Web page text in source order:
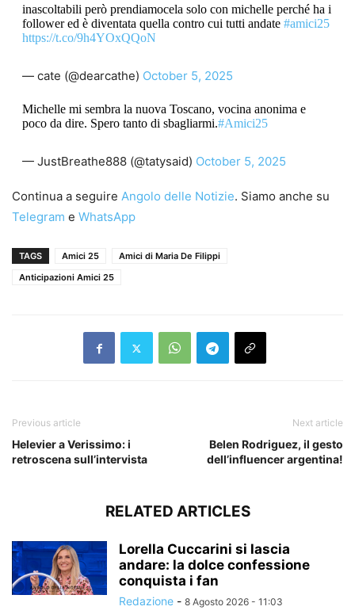
inascoltabili però prendiamocela solo con michelle perché ha i
follower ed è diventata quella contro cui tutti andate #amici25
https://t.co/9h4YOxQQoN
— cate (@dearcathe) October 5, 2025
Michelle mi sembra la nuova Toscano, vocina anonima e
poco da dire. Spero tanto di sbagliarmi.#Amici25
— JustBreathe888 (@tatysaid) October 5, 2025
Continua a seguire Angolo delle Notizie. Siamo anche su
Telegram e WhatsApp
TAGS Amici 25
Amici di Maria De Filippi
Anticipazioni Amici 25
Previous article
Helevier a Verissimo: i
retroscena sull’intervista
Next article
Belen Rodriguez, il gesto
dell’influencer argentina!
RELATED ARTICLES
Lorella Cuccarini si lascia
andare: la dolce confessione
conquista i fan
Redazione - 8 Agosto 2026 - 11:03